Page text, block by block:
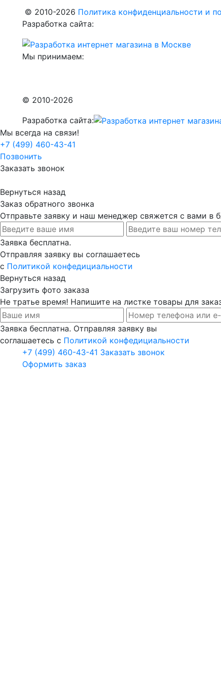
© 2010-2026 Политика конфиденциальности и
Разработка сайта:
Мы принимаем:
© 2010-2026
Разработка сайта:
Мы всегда на связи!
+7 (499) 460-43-41
Позвонить
Заказать звонок
Вернуться назад
Заказ обратного звонка
Отправьте заявку и наш менеджер свяжется с вами в
Заявка бесплатна.
Отправляя заявку вы соглашаетесь
с Политикой конфедициальности
Вернуться назад
Загрузить фото заказа
Не тратье время! Напишите на листке товары для
Заявка бесплатна. Отправляя заявку вы
соглашаетесь с Политикой конфедициальности
+7 (499) 460-43-41 Заказать звонок
Оформить заказ